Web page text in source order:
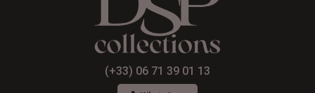
(+33) 06 71 39 01 13